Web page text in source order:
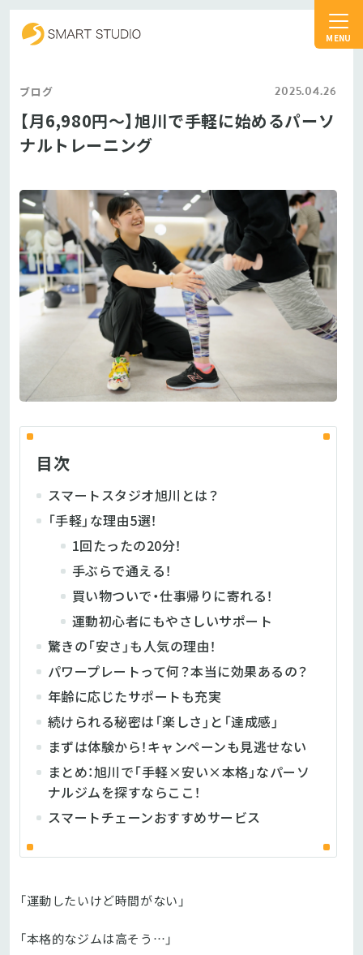
ブログ 2025.04.26
【月6,980円〜】旭川で手軽に始めるパーソ
ナルトレーニング
目次
スマートスタジオ旭川とは？
「手軽」な理由5選！
1回たったの20分！
手ぶらで通える！
買い物ついで・仕事帰りに寄れる！
運動初心者にもやさしいサポート
驚きの「安さ」も人気の理由！
パワープレートって何？本当に効果あるの？
年齢に応じたサポートも充実
続けられる秘密は「楽しさ」と「達成感」
まずは体験から！キャンペーンも見逃せない
まとめ：旭川で「手軽×安い×本格」なパーソ
ナルジムを探すならここ！
スマートチェーンおすすめサービス
「運動したいけど時間がない」
「本格的なジムは高そう…」